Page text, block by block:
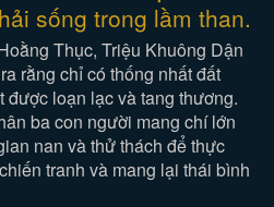
sống trong lầm than.
Thục, Triệu Khuông Dận
rằng chỉ có thống nhất đất
được loạn lạc và tang thương.
ba con người mang chí lớn
nan và thử thách để thực
tranh và mang lại thái bình